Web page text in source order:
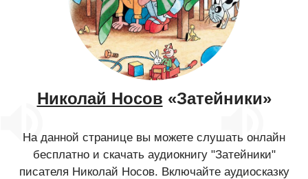
Николай Носов «Затейники»
На данной странице вы можете слушать онлайн
бесплатно и скачать аудиокнигу "Затейники"
писателя Николай Носов. Включайте аудиосказку